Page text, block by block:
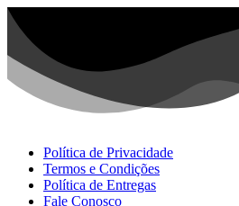
Ir
para
conteúdo
Política de Privacidade
Termos e Condições
Política de Entregas
Fale Conosco